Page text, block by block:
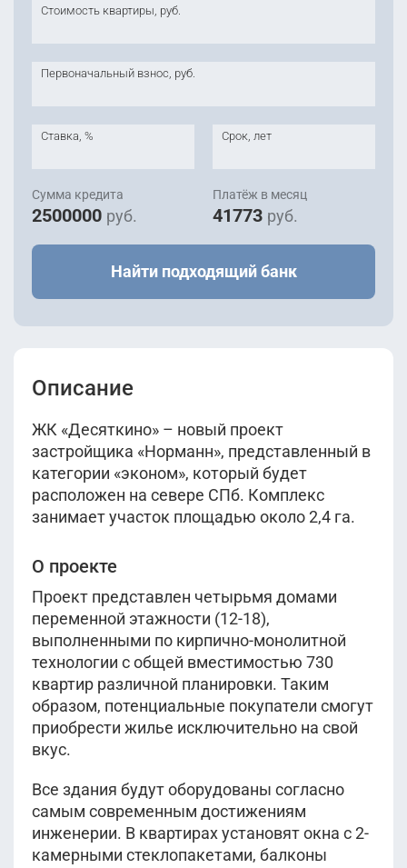
Стоимость квартиры, руб.
Первоначальный взнос, руб.
Ставка, % Срок, лет
Сумма кредита
2500000 руб.
Платёж в месяц
41773 руб.
Найти подходящий банк
Описание
ЖК «Десяткино» – новый проект
застройщика «Норманн», представленный в
категории «эконом», который будет
расположен на севере СПб. Комплекс
занимает участок площадью около 2,4 га.
О проекте
Проект представлен четырьмя домами
переменной этажности (12-18),
выполненными по кирпично-монолитной
технологии с общей вместимостью 730
квартир различной планировки. Таким
образом, потенциальные покупатели смогут
приобрести жилье исключительно на свой
вкус.
Все здания будут оборудованы согласно
самым современным достижениям
инженерии. В квартирах установят окна с 2-
камерными стеклопакетами, балконы